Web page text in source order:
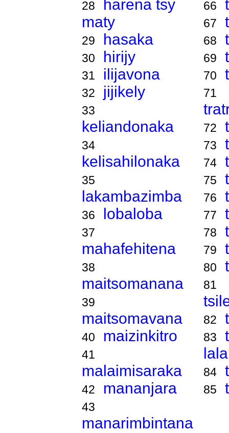
28
harena tsy
maty
29 hasaka
30 hirijy
31 ilijavona
32 jijikely
33
keliandonaka
34
kelisahilonaka
35
lakambazimba
36 lobaloba
37
mahafehitena
38
maitsomanana
39
maitsomavana
40 maizinkitro
41
malaimisaraka
42 mananjara
43
manarimbintana
66
67
68
69
70
71
72
73
74
75
76
77
78
79
80
81
82
83
84
85